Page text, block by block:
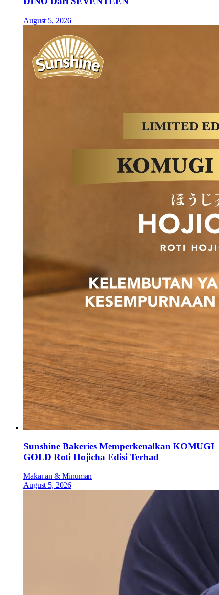
August 5, 2026
Sunshine Bakeries Memperkenalkan KOMUGI
GOLD Roti Hojicha Edisi Terhad
Makanan & Minuman
August 5, 2026